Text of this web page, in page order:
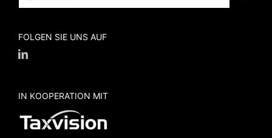
FOLGEN SIE UNS AUF
IN KOOPERATION MIT